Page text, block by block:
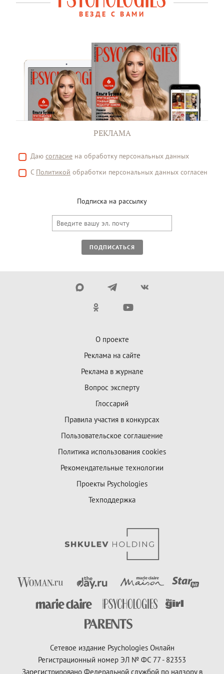
ВЕЗДЕ С ВАМИ
РЕКЛАМА
Даю согласие на обработку персональных данных
С Политикой обработки персональных данных согласен
Подписка на рассылку
ПОДПИСАТЬСЯ
О проекте
Реклама на сайте
Реклама в журнале
Вопрос эксперту
Глоссарий
Правила участия в конкурсах
Пользовательское соглашение
Политика использования cookies
Рекомендательные технологии
Проекты Psychologies
Техподдержка
Сетевое издание Psychologies Онлайн
Регистрационный номер ЭЛ № ФС 77 - 82353
Зарегистрировано Федеральной службой по надзору в